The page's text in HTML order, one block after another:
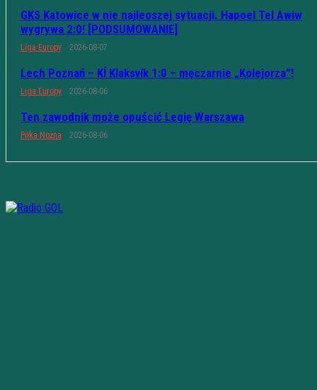
GKS Katowice w nie najleoszej sytuacji. Hapoel Tel Awiw
wygrywa 2:0! [PODSUMOWANIE]
Liga Europy 2026-08-07
Lech Poznań – KÍ Klaksvík 1:0 – męczarnie „Kolejorza”!
Liga Europy 2026-08-06
Ten zawodnik może opuścić Legię Warszawa
Piłka Nożna 2026-08-06